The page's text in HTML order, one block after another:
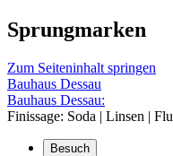
Sprungmarken
Zum Seiteninhalt springen
Bauhaus Dessau
Bauhaus Dessau:
Finissage: Soda | Linsen |
Besuch